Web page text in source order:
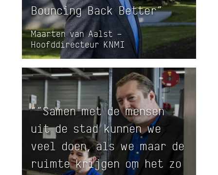
Bouncing Back Better”
Maarten van Aalst –
Hoofddirecteur KNMI
“”Samen met de mensen
uit de stad kunnen we
veel doen, als we maar de
ruimte krijgen om het zo